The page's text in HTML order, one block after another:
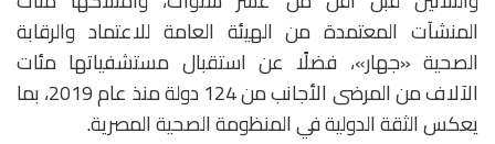
المنشآت المعتمدة من الهيئة العامة للاعتماد والرقابة
الصحية «جهار»، فضلًا عن استقبال مستشفياتها مئات
الآلاف من المرضى الأجانب من 124 دولة منذ عام 2019، بما
يعكس الثقة الدولية في المنظومة الصحية المصرية.